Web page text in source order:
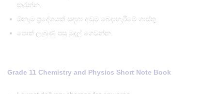
කරන්න.
ඕනෑම ප්‍රදේශයක් සඳහා අඩුම බෙදාහැරීමේ ගාස්තු.
පොත් ලැබුණු පසු මුදල් ගෙවන්න.
Grade 11 Chemistry and Physics Short Note Book